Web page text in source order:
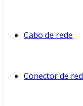
Cabo de rede
Conector de